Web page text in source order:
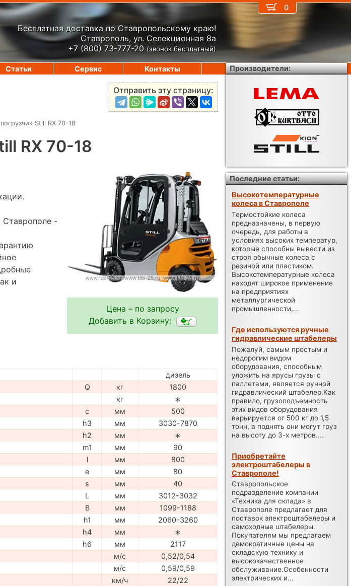
Бесплатная доставка по Ставропольскому краю!
Ставрополь, ул. Селекционная 8а
+7 (800) 73-777-20 (звонок бесплатный)
Отправить эту страницу:
Still RX 70-18
RX 70-18
Цена – по запросу
Добавить в Корзину:
Ставрополе -
и
дизель
Q кг
1800
кг
∗
c мм
500
h3 мм
3030-7870
h2 мм
∗
m1 мм
90
l мм
800
e мм
80
s мм
40
L мм
3012-3032
B мм
1099-1188
h1 мм
2060-3260
h4 мм
∗
h6 мм
2117
м/с
0,52/0,54
м/с
0,59/0,59
км/ч
22/22
0
Статьи Сервис Контакты Производители:
Последние статьи:
Высокотемпературные
колеса в Ставрополе
Термостойкие колеса
предназначены, в первую
очередь, для работы в
условиях высоких температур,
которые способны вывести из
строя обычные колеса с
резиной или пластиком.
Высокотемпературные колеса
находят широкое применение
на предприятиях
металлургической
промышленности,...
Где используются ручные
гидравлические штабелеры
Пожалуй, самым простым и
недорогим видом
оборудования, способным
уложить на ярусы грузы с
паллетами, является ручной
гидравлический штабелер.Как
правило, грузоподъемность
этих видов оборудования
варьируется от 500 кг до 1,5
тонн, а поднять они могут груз
на высоту до 3-х метров....
Приобретайте
электроштабелеры в
Ставрополе!
Ставропольское
подразделение компании
«Техника для склада» в
Ставрополе предлагает для
поставок электроштабелеры и
самоходные штабелеры.
Покупателям мы предлагаем
демократичные цены на
складскую технику и
высококачественное
обслуживание.Особенности
электрических и...